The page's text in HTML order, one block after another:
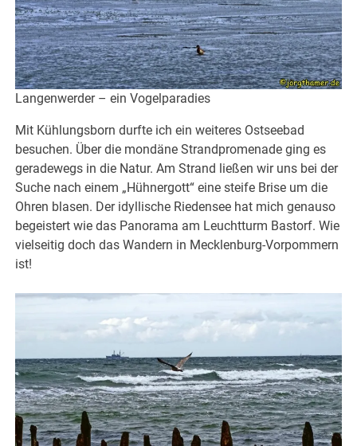
Langenwerder – ein Vogelparadies
Mit Kühlungsborn durfte ich ein weiteres Ostseebad
besuchen. Über die mondäne Strandpromenade ging es
geradewegs in die Natur. Am Strand ließen wir uns bei der
Suche nach einem „Hühnergott“ eine steife Brise um die
Ohren blasen. Der idyllische Riedensee hat mich genauso
begeistert wie das Panorama am Leuchtturm Bastorf. Wie
vielseitig doch das Wandern in Mecklenburg-Vorpommern
ist!